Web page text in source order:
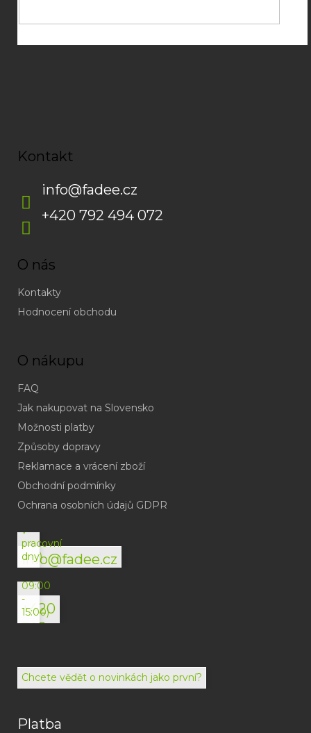
Kontakt
info@fadee.cz
+420 792 494 072
O nás
Kontakty
Hodnocení obchodu
O nákupu
FAQ
Jak nakupovat na Slovensko
Možnosti platby
Způsoby dopravy
Reklamace a vrácení zboží
Obchodní podmínky
Ochrana osobních údajů GDPR
info@fadee.cz
(odpověď
do
v
pracovní
dny)
+420
792
072
(Po-
09:00
-
15:00)
Chcete vědět o novinkách jako první?
Platba